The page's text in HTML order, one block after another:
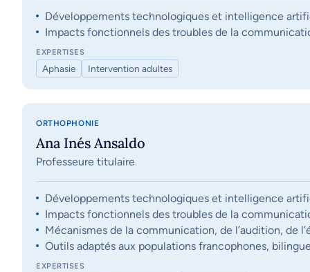
Développements technologiques et intelligence
Impacts fonctionnels des troubles de la
EXPERTISES
Aphasie Intervention adultes
ORTHOPHONIE
Ana Inés Ansaldo
Professeure titulaire
Développements technologiques et intelligence
Impacts fonctionnels des troubles de la
Mécanismes de la communication, de l’audition, de
Outils adaptés aux populations francophones,
EXPERTISES